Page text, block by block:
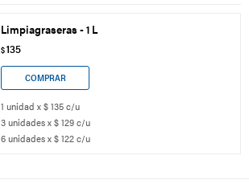
Limpiagraseras - 1 L
$135
1 unidad x $ 135 c/u
3 unidades x $ 129 c/u
6 unidades x $ 122 c/u